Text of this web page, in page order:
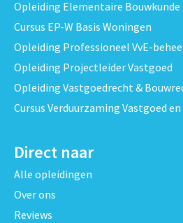
Opleiding Elementaire Bouwkunde
Cursus EP-W Basis Woningen
Opleiding Professioneel VvE-
Opleiding Projectleider Vastgoed
Opleiding Vastgoedrecht &
Cursus Verduurzaming Vastgoed en
Direct naar
Alle opleidingen
Over ons
Reviews